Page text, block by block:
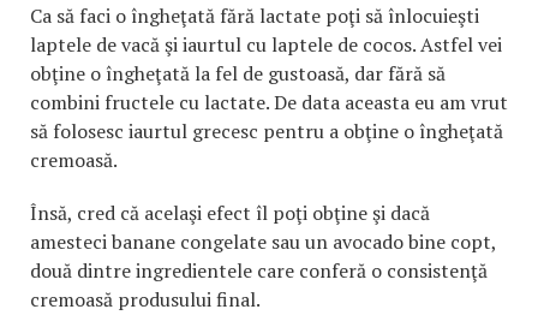
Ca să faci o îngheţată fără lactate poţi să înlocuieşti
laptele de vacă şi iaurtul cu laptele de cocos. Astfel vei
obţine o îngheţată la fel de gustoasă, dar fără să
combini fructele cu lactate. De data aceasta eu am vrut
să folosesc iaurtul grecesc pentru a obţine o îngheţată
cremoasă.
Însă, cred că acelaşi efect îl poţi obţine şi dacă
amesteci banane congelate sau un avocado bine copt,
două dintre ingredientele care conferă o consistenţă
cremoasă produsului final.